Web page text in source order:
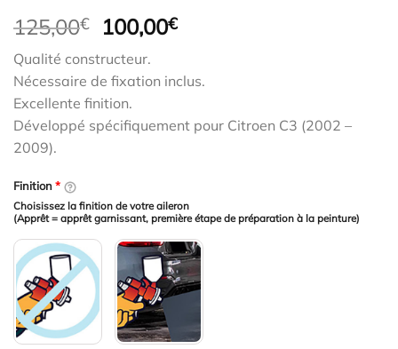
125,00€
Le
initial
était :
125,00€.
100,00€Le
est :
Qualité constructeur.
Nécessaire de fixation inclus.
Excellente finition.
Développé spécifiquement pour Citroen C3 (2002 –
2009).
Finition*
Choisissez la finition de votre aileron
(Apprêt = apprêt garnissant, première étape de préparation à la peinture)